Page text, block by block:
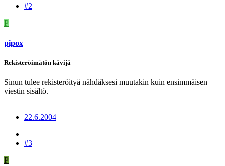
#2
P
pipox
Rekisteröimätön kävijä
Sinun tulee rekisteröityä nähdäksesi muutakin kuin ensimmäisen
viestin sisältö.
22.6.2004
#3
P